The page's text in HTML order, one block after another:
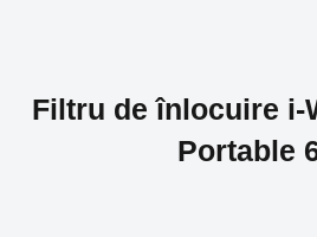
Filtru de înlocuire i-
Portable